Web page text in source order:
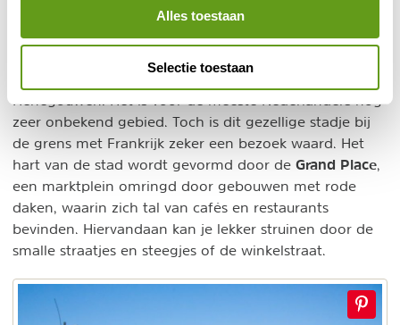
Alles toestaan
Selectie toestaan
3. Tournai
zeer onbekend gebied. Toch is dit gezellige stadje bij
de grens met Frankrijk zeker een bezoek waard. Het
hart van de stad wordt gevormd door de Grand Place
een marktplein omringd door gebouwen met rode
daken, waarin zich tal van cafés en restaurants
bevinden. Hiervandaan kan je lekker struinen door de
smalle straatjes en steegjes of de winkelstraat.